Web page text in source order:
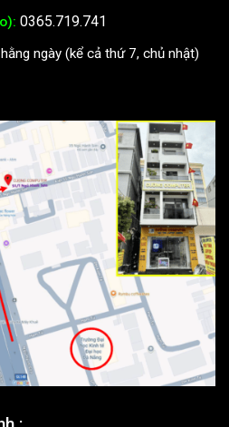
0365.719.741
ngày (kể cả thứ 7, chủ nhật)